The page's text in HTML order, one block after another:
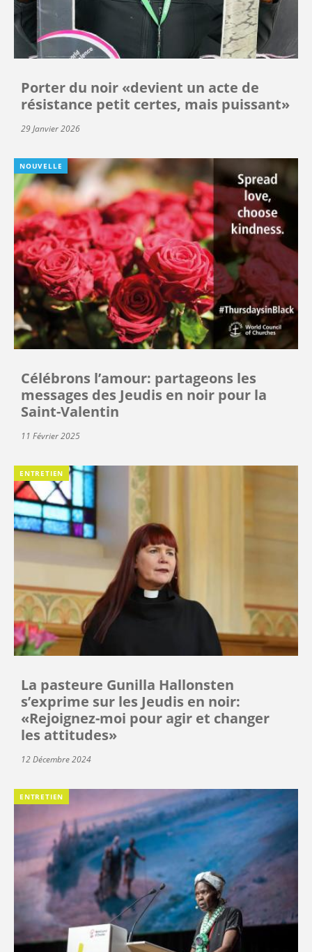
Porter du noir «devient un acte de
résistance petit certes, mais puissant»
29 Janvier 2026
NOUVELLE
Célébrons l’amour: partageons les
messages des Jeudis en noir pour la
Saint-Valentin
11 Février 2025
ENTRETIEN
La pasteure Gunilla Hallonsten
s’exprime sur les Jeudis en noir:
«Rejoignez-moi pour agir et changer
les attitudes»
12 Décembre 2024
ENTRETIEN